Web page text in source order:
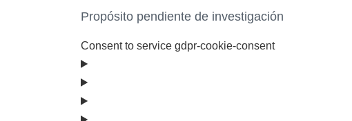
Propósito pendiente de investigación
Consent to service gdpr-cookie-consent